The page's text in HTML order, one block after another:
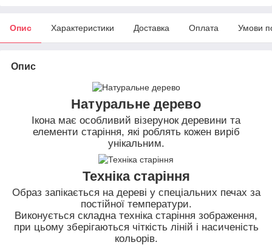
Опис Характеристики Доставка Оплата Умови
Опис
Натуральне дерево
Ікона має особливий візерунок деревини та
елементи старіння, які роблять кожен виріб
унікальним.
Техніка старіння
Образ запікається на дереві у спеціальних печах за
постійної температури.
Виконується складна техніка старіння зображення,
при цьому зберігаються чіткість ліній і насиченість
кольорів.